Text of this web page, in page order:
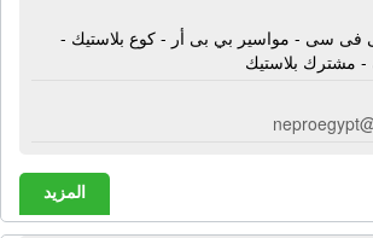
فى سى - مواسير بي بى أر - كوع بلاستيك -
- مشترك بلاستيك
المزيد